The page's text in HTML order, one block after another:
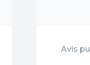
Avis